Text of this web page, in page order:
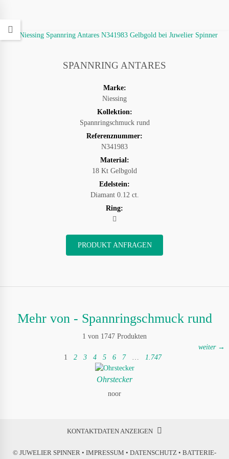
SPANNRING ANTARES
Marke:
Niessing
Kollektion:
Spannringschmuck rund
Referenznummer:
N341983
Material:
18 Kt Gelbgold
Edelstein:
Diamant 0.12 ct.
Ring:
PRODUKT ANFRAGEN
Mehr von - Spannringschmuck rund
1 von 1747 Produkten
1 2 3 4 5 6 7 1.747
weiter →
Ohrstecker
noor
KONTAKTDATEN ANZEIGEN
© JUWELIER SPINNER • IMPRESSUM • DATENSCHUTZ • BATTERIE-